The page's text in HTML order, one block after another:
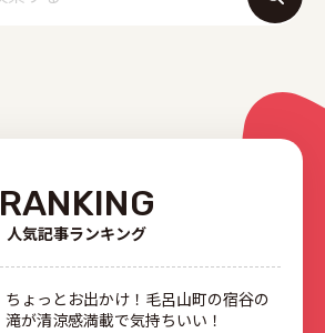
RANKING
人気記事ランキング
ちょっとお出かけ！毛呂山町の宿谷の
滝が清涼感満載で気持ちいい！